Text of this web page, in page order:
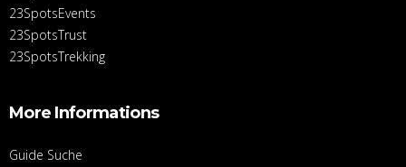
23SpotsEvents
23SpotsTrust
23SpotsTrekking
More Informations
Guide Suche